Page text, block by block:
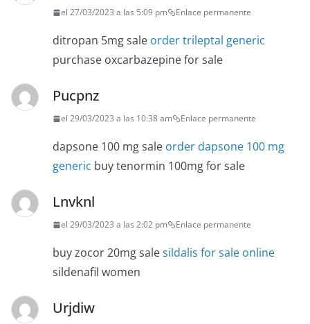
el 27/03/2023 a las 5:09 pm Enlace permanente
ditropan 5mg sale order trileptal generic
purchase oxcarbazepine for sale
Pucpnz
el 29/03/2023 a las 10:38 am Enlace permanente
dapsone 100 mg sale order dapsone 100 mg
generic buy tenormin 100mg for sale
Lnvknl
el 29/03/2023 a las 2:02 pm Enlace permanente
buy zocor 20mg salesildalis for sale online
sildenafil women
Urjdiw